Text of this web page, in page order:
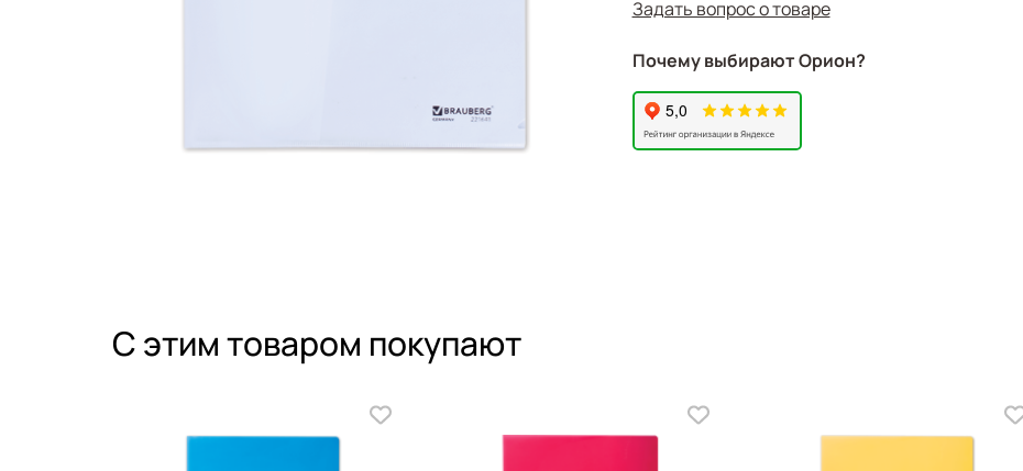
Производитель: Россия
Артикул: 221641
Задать вопрос о товаре
Почему выбирают Орион?
С этим товаром покупают